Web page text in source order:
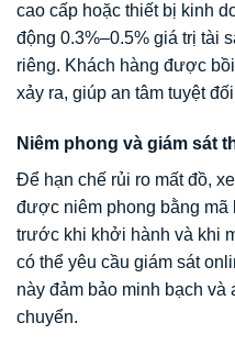
cao cấp hoặc thiết bị kinh
động 0.3%–0.5% giá trị tài
riêng. Khách hàng được
xảy ra, giúp an tâm tuyệt
Niêm phong và giám sát
Để hạn chế rủi ro mất đồ,
được niêm phong bằng mã
trước khi khởi hành và khi
có thể yêu cầu giám sát
này đảm bảo minh bạch và
chuyển.